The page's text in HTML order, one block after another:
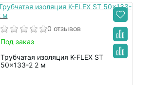
0 отзывов
Под заказ
Трубчатая изоляция K-FLEX ST
50x133-2 2 м